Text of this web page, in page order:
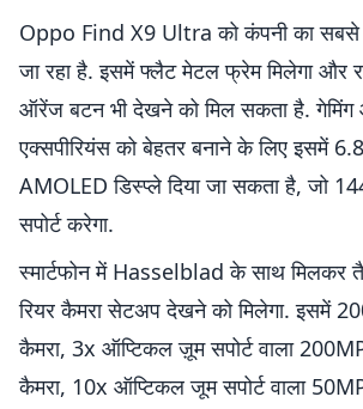
Oppo Find X9 Ultra को कंपनी का सबसे
जा रहा है. इसमें फ्लैट मेटल फ्रेम मिलेगा और
ऑरेंज बटन भी देखने को मिल सकता है. गेमिंग
एक्सपीरियंस को बेहतर बनाने के लिए इसमें
AMOLED डिस्प्ले दिया जा सकता है, जो
सपोर्ट करेगा.
स्मार्टफोन में Hasselblad के साथ मिलकर
रियर कैमरा सेटअप देखने को मिलेगा. इसमें
कैमरा, 3x ऑप्टिकल ज़ूम सपोर्ट वाला
कैमरा, 10x ऑप्टिकल जूम सपोर्ट वाला